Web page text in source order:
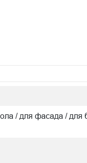
/ для фасада /